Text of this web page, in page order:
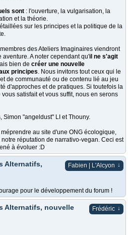
sont : l'ouverture, la vulgarisation, la
et la théorie.
sur les principes et la politique de la
des Ateliers Imaginaires viendront
A noter cependant qu'il ne s'agit
bien de créer une nouvelle
principes. Nous invitons tout ceux qui le
de communauté ou de contenu lié au jeu
d'approches et de pratiques. Si toutefois la
satisfait et vous suffit, nous en serons
Simon "angeldust" LI et Thouny.
au site d'une ONG écologique,
réputation de narrativo-vegan. Ceci est
à évoluer :D
Fabien | L'Alcyon ↓
Alternatifs,
pour le développement du forum !
Frédéric ↓
Alternatifs, nouvelle